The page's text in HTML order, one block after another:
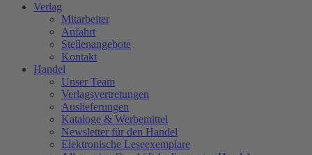
Verlag
Mitarbeiter
Anfahrt
Stellenangebote
Kontakt
Handel
Unser Team
Verlagsvertretungen
Auslieferungen
Kataloge & Werbemittel
Newsletter für den Handel
Elektronische Leseexemplare